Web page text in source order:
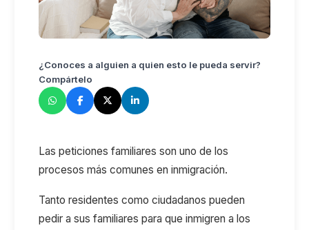
¿Conoces a alguien a quien esto le pueda servir?
Compártelo
Las peticiones familiares son uno de los
procesos más comunes en inmigración.
Tanto residentes como ciudadanos pueden
pedir a sus familiares para que inmigren a los